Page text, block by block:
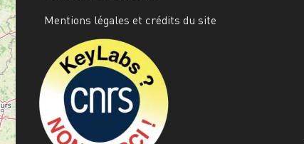
Mentions légales et crédits du site